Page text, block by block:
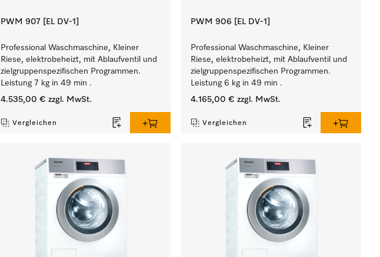
PWM 907 [EL DV-1]
Professional Waschmaschine, Kleiner
Riese, elektrobeheizt, mit Ablaufventil und
zielgruppenspezifischen Programmen.
Leistung 7 kg in 49 min .
4.535,00 € zzgl. MwSt.
Vergleichen
PWM 906 [EL DV-1]
Professional Waschmaschine, Kleiner
Riese, elektrobeheizt, mit Ablaufventil und
zielgruppenspezifischen Programmen.
Leistung 6 kg in 49 min .
4.165,00 € zzgl. MwSt.
Vergleichen